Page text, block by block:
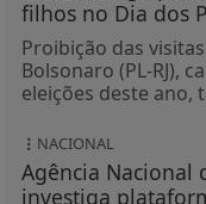
filhos no Dia dos
Proibição das
Bolsonaro (PL-RJ),
eleições deste ano,
NACIONAL
Agência Nacional
investiga